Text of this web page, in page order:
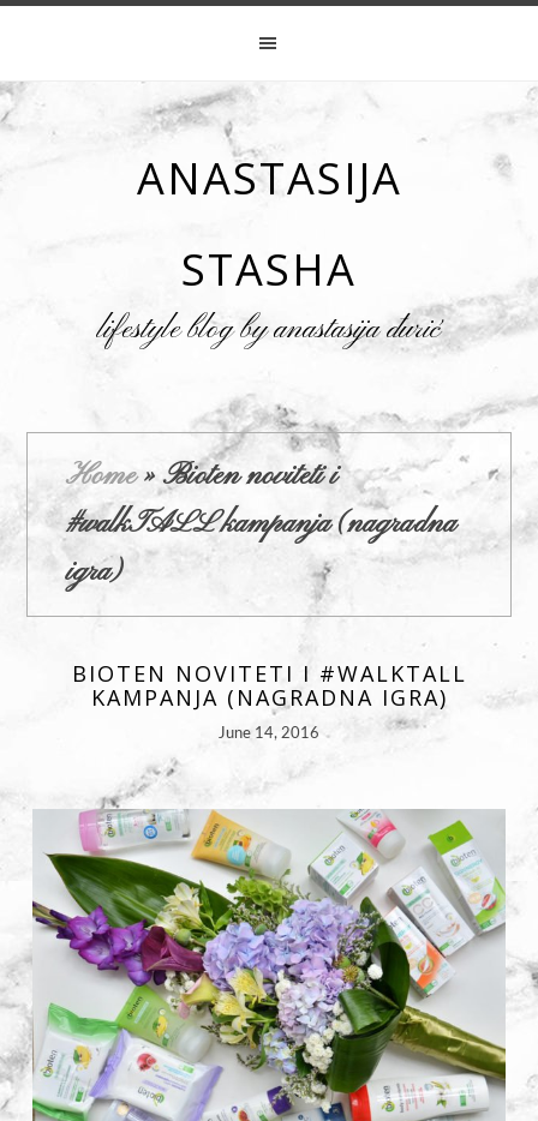
ANASTASIJA
STASHA
lifestyle blog by anastasija đurić
Home»Bioten noviteti i
#walkTALL kampanja (nagradna
igra)
BIOTEN NOVITETI I #WALKTALL
KAMPANJA (NAGRADNA IGRA)
June 14, 2016